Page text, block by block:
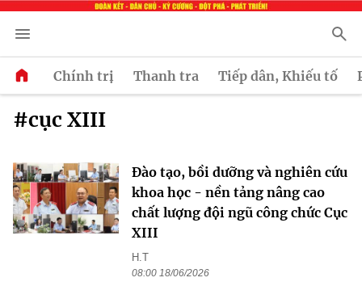
Chính trị Thanh tra Tiếp dân, Khiếu tố
#cục XIII
Đào tạo, bồi dưỡng và nghiên cứu
khoa học - nền tảng nâng cao
chất lượng đội ngũ công chức Cục
XIII
H.T
08:00 18/06/2026